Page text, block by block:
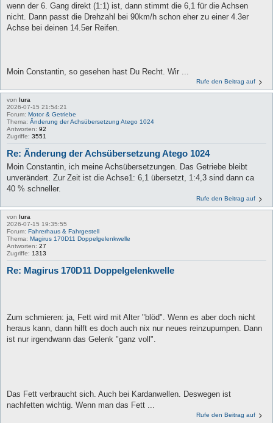
wenn der 6. Gang direkt (1:1) ist, dann stimmt die 6,1 für die Achsen
nicht. Dann passt die Drehzahl bei 90km/h schon eher zu einer 4.3er
Achse bei deinen 14.5er Reifen.
Moin Constantin, so gesehen hast Du Recht. Wir ...
Rufe den Beitrag auf
von lura
2026-07-15 21:54:21
Forum: Motor & Getriebe
Thema: Änderung der Achsübersetzung Atego 1024
Antworten: 92
Zugriffe: 3551
Re: Änderung der Achsübersetzung Atego 1024
Moin Constantin, ich meine Achsübersetzungen. Das Getriebe bleibt
unverändert. Zur Zeit ist die Achse1: 6,1 übersetzt, 1:4,3 sind dann ca
40 % schneller.
Rufe den Beitrag auf
von
lura
2026-07-15 19:35:55
Forum: Fahrerhaus & Fahrgestell
Thema: Magirus 170D11 Doppelgelenkwelle
Antworten: 27
Zugriffe: 1313
Re: Magirus 170D11 Doppelgelenkwelle
Zum schmieren: ja, Fett wird mit Alter "blöd". Wenn es aber doch nicht
heraus kann, dann hilft es doch auch nix nur neues reinzupumpen. Dann
ist nur irgendwann das Gelenk "ganz voll".
Das Fett verbraucht sich. Auch bei Kardanwellen. Deswegen ist
nachfetten wichtig. Wenn man das Fett ...
Rufe den Beitrag auf